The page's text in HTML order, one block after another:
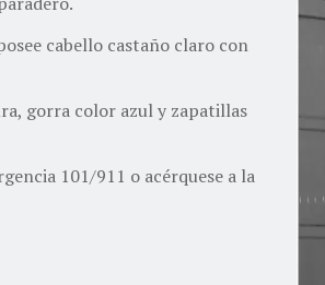
cabello castaño claro con
gorra color azul y zapatillas
101/911 o acérquese a la